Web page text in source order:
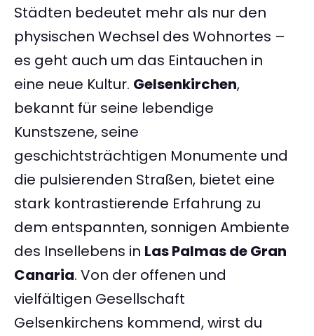
Städten bedeutet mehr als nur den
physischen Wechsel des Wohnortes –
es geht auch um das Eintauchen in
eine neue Kultur. Gelsenkirchen,
bekannt für seine lebendige
Kunstszene, seine
geschichtsträchtigen Monumente und
die pulsierenden Straßen, bietet eine
stark kontrastierende Erfahrung zu
dem entspannten, sonnigen Ambiente
des Insellebens in Las Palmas de Gran
Canaria. Von der offenen und
vielfältigen Gesellschaft
Gelsenkirchens kommend, wirst du